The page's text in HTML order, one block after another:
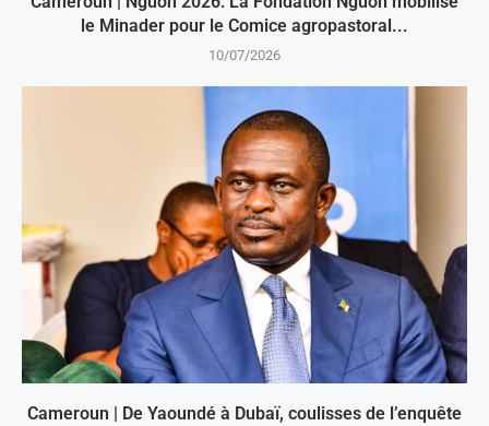
le Minader pour le Comice agropastoral...
10/07/2026
Cameroun | De Yaoundé à Dubaï, coulisses de l’enquête